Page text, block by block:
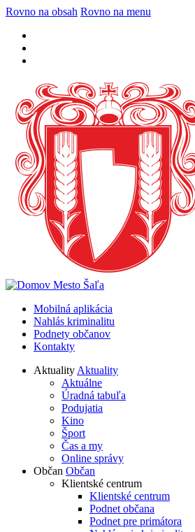
Rovno na obsah Rovno na menu
Mobilná aplikácia
Nahlás kriminalitu
Podnety občanov
Kontakty
AktualityAktuality
Aktuálne
Úradná tabuľa
Podujatia
Kino
Šport
Čas a my
Online správy
Občan Občan
Klientské centrum
Klientské centrum
Podnet občana
Podnet pre primátora